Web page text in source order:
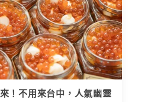
！不用來台中，人氣幽靈